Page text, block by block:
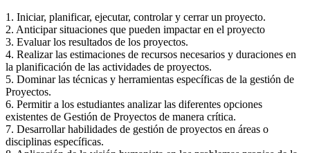
1. Iniciar, planificar, ejecutar, controlar y cerrar un proyecto.
2. Anticipar situaciones que pueden impactar en el proyecto
3. Evaluar los resultados de los proyectos.
4. Realizar las estimaciones de recursos necesarios y duraciones en
la planificación de las actividades de proyectos.
5. Dominar las técnicas y herramientas específicas de la gestión de
Proyectos.
6. Permitir a los estudiantes analizar las diferentes opciones
existentes de Gestión de Proyectos de manera crítica.
7. Desarrollar habilidades de gestión de proyectos en áreas o
disciplinas específicas.